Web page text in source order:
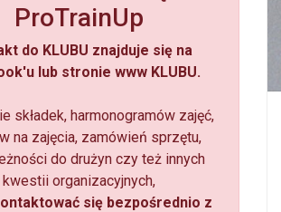
ProTrainUp
do KLUBU znajduje się na
lub stronie www KLUBU.
składek, harmonogramów zajęć,
na zajęcia, zamówień sprzętu,
do drużyn czy też innych
kwestii organizacyjnych,
się bezpośrednio z